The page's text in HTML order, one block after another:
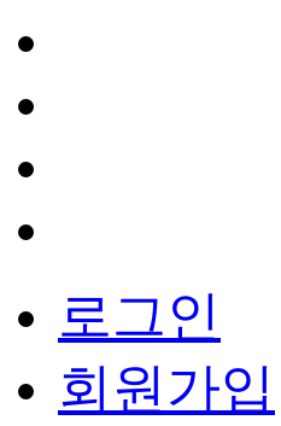
로그인
회원가입